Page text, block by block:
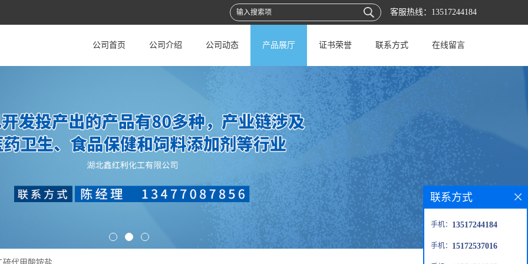
客服热线： 13517244184
公司首页 公司介绍 公司动态 产品展厅 证书荣誉 联系方式 在线留言
联系方式
手机： 13517244184
手机： 15172537016